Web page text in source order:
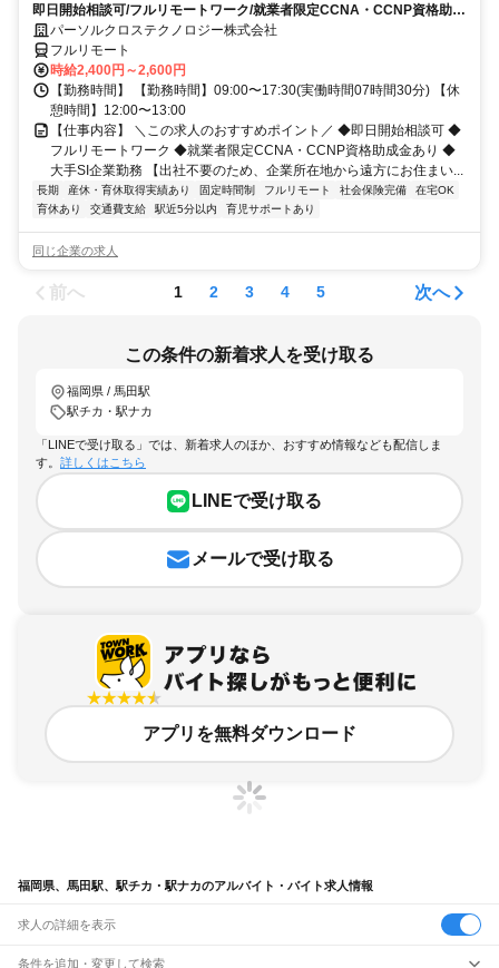
即日開始相談可/フルリモートワーク/就業者限定CCNA・CCNP資格助成
金あり/大手SI企業勤務
パーソルクロステクノロジー株式会社
フルリモート
時給2,400円～2,600円
【勤務時間】 【勤務時間】09:00〜17:30(実働時間07時間30分) 【休
憩時間】12:00〜13:00
【仕事内容】 ＼この求人のおすすめポイント／ ◆即日開始相談可 ◆
フルリモートワーク ◆就業者限定CCNA・CCNP資格助成金あり ◆
大手SI企業勤務 【出社不要のため、企業所在地から遠方にお住まい...
長期 産休・育休取得実績あり 固定時間制 フルリモート 社会保険完備
在宅OK
育休あり
交通費支給 駅近5分以内 育児サポートあり
同じ企業の求人
前へ 1 2 3 4 5 次へ
この条件の新着求人を受け取る
福岡県 / 馬田駅
駅チカ・駅ナカ
「LINEで受け取る」では、新着求人のほか、おすすめ情報なども配信しま
す。 詳しくはこちら
LINEで受け取る
メールで受け取る
アプリを無料ダウンロード
福岡県、馬田駅、駅チカ・駅ナカのアルバイト・バイト求人情報
求人の詳細を表示
条件を追加・変更して検索